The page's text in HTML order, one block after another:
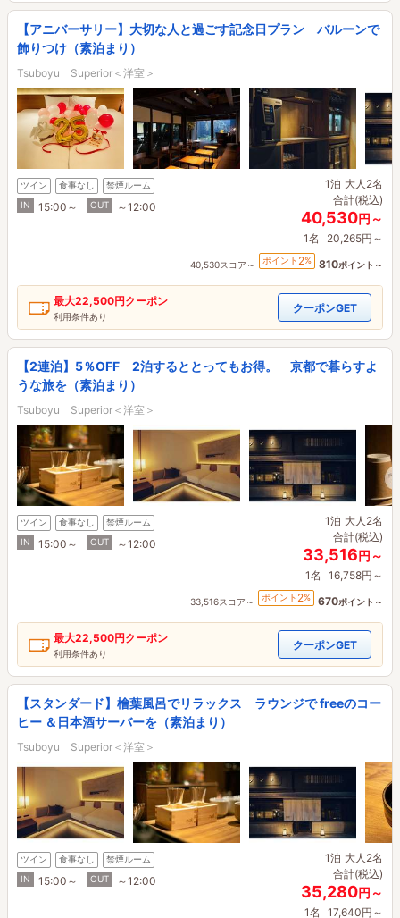
【アニバーサリー】大切な人と過ごす記念日プラン バルーンで
飾りつけ（素泊まり）
Tsuboyu Superior＜洋室＞
ツイン 食事なし
禁煙ルーム
IN
15:00～ OUT ～12:00
1泊 大人2名
合計(税込)
40,530円～
1名 20,265円～
40,530スコア～ ポイント 2% 810ポイント～
最大22,500円クーポン
利用条件あり
クーポンGET
【2連泊】5％OFF 2泊するととってもお得。 京都で暮らすよ
うな旅を（素泊まり）
Tsuboyu Superior＜洋室＞
ツイン 食事なし
禁煙ルーム
IN
15:00～ OUT ～12:00
1泊 大人2名
合計(税込)
33,516円～
1名 16,758円～
33,516スコア～ ポイント 2% 670ポイント～
最大22,500円クーポン
利用条件あり
クーポンGET
【スタンダード】檜葉風呂でリラックス ラウンジで freeのコー
ヒー ＆日本酒サーバーを（素泊まり）
Tsuboyu Superior＜洋室＞
ツイン 食事なし
禁煙ルーム
IN
15:00～ OUT ～12:00
1泊 大人2名
合計(税込)
35,280円～
1名 17,640円～